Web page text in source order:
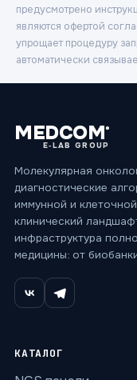
предусмотрено
являются офертой
упрощает процедуру
автоматически
MEDCOM®
E‑LAB GROUP
Молекулярная
диагностические
иммунной и
клинический
инфраструктура
медицины: от
КАТАЛОГ